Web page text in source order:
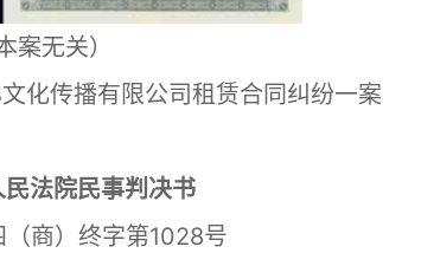
案无关）
化传播有限公司租赁合同纠纷一案
法院民事判决书
（商）终字第1028号